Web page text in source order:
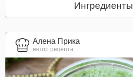
Ингредиенты
Алена Прика
автор рецепта